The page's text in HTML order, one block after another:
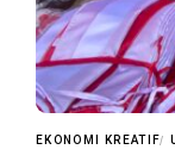
EKONOMI KREATIF